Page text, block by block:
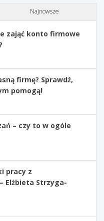
Najnowsze
zająć konto firmowe
firmę? Sprawdź,
pomogą!
– czy to w ogóle
pracy z
Elżbieta Strzyga-